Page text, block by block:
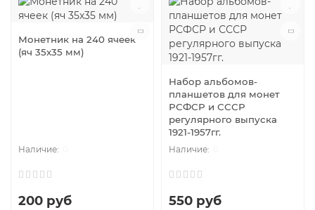
Монетник на 240 ячеек
(яч 35х35 мм)
200 руб
Набор альбомов-
планшетов для монет
РСФСР и СССР
регулярного выпуска
1921-1957гг.
550 руб